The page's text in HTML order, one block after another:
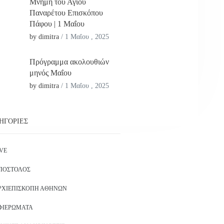
Μνήμη του Αγίου
Παναρέτου Επισκόπου
Πάφου | 1 Μαΐου
by dimitra / 1 Μαΐου , 2025
Πρόγραμμα ακολουθιών
μηνός Μαΐου
by dimitra / 1 Μαΐου , 2025
ΑΘΗΝΏΝ